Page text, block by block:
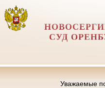
СУД
Уважаемые